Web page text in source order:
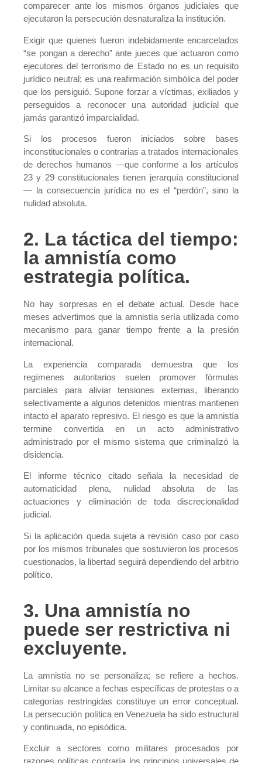
comparecer ante los mismos órganos judiciales que
ejecutaron la persecución desnaturaliza la institución.
Exigir que quienes fueron indebidamente encarcelados
“se pongan a derecho” ante jueces que actuaron como
ejecutores del terrorismo de Estado no es un requisito
jurídico neutral; es una reafirmación simbólica del poder
que los persiguió. Supone forzar a víctimas, exiliados y
perseguidos a reconocer una autoridad judicial que
jamás garantizó imparcialidad.
Si los procesos fueron iniciados sobre bases
inconstitucionales o contrarias a tratados internacionales
de derechos humanos —que conforme a los artículos
23 y 29 constitucionales tienen jerarquía constitucional
— la consecuencia jurídica no es el “perdón”, sino la
nulidad absoluta.
2. La táctica del tiempo:
la amnistía como
estrategia política.
No hay sorpresas en el debate actual. Desde hace
meses advertimos que la amnistía sería utilizada como
mecanismo para ganar tiempo frente a la presión
internacional.
La experiencia comparada demuestra que los
regímenes autoritarios suelen promover fórmulas
parciales para aliviar tensiones externas, liberando
selectivamente a algunos detenidos mientras mantienen
intacto el aparato represivo. El riesgo es que la amnistía
termine convertida en un acto administrativo
administrado por el mismo sistema que criminalizó la
disidencia.
El informe técnico citado señala la necesidad de
automaticidad plena, nulidad absoluta de las
actuaciones y eliminación de toda discrecionalidad
judicial.
Si la aplicación queda sujeta a revisión caso por caso
por los mismos tribunales que sostuvieron los procesos
cuestionados, la libertad seguirá dependiendo del arbitrio
político.
3. Una amnistía no
puede ser restrictiva ni
excluyente.
La amnistía no se personaliza; se refiere a hechos.
Limitar su alcance a fechas específicas de protestas o a
categorías restringidas constituye un error conceptual.
La persecución política en Venezuela ha sido estructural
y continuada, no episódica.
Excluir a sectores como militares procesados por